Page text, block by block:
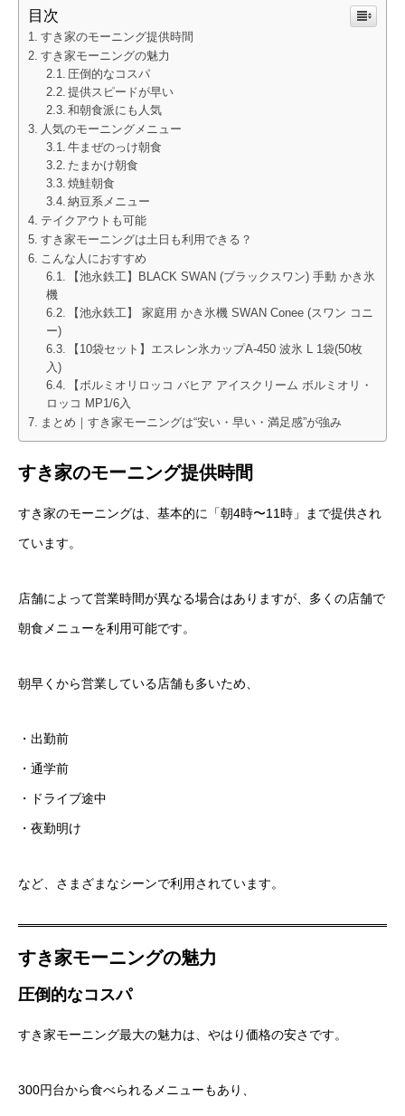
目次
すき家のモーニング提供時間
すき家モーニングの魅力
圧倒的なコスパ
提供スピードが早い
和朝食派にも人気
人気のモーニングメニュー
牛まぜのっけ朝食
たまかけ朝食
焼鮭朝食
納豆系メニュー
テイクアウトも可能
すき家モーニングは土日も利用できる？
こんな人におすすめ
【池永鉄工】BLACK SWAN (ブラックスワン) 手動 かき氷
機
【池永鉄工】 家庭用 かき氷機 SWAN Conee (スワン コニ
ー)
【10袋セット】エスレン氷カップA-450 波氷 L 1袋(50枚
入)
【ボルミオリロッコ バヒア アイスクリーム ボルミオリ・
ロッコ MP1/6入
まとめ｜すき家モーニングは“安い・早い・満足感”が強み
すき家のモーニング提供時間
すき家のモーニングは、基本的に「朝4時〜11時」まで提供され
ています。
店舗によって営業時間が異なる場合はありますが、多くの店舗で
朝食メニューを利用可能です。
朝早くから営業している店舗も多いため、
・出勤前
・通学前
・ドライブ途中
・夜勤明け
など、さまざまなシーンで利用されています。
すき家モーニングの魅力
圧倒的なコスパ
すき家モーニング最大の魅力は、やはり価格の安さです。
300円台から食べられるメニューもあり、